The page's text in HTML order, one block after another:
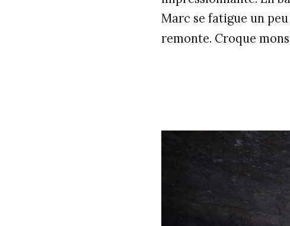
Marc se fatigue un
remonte. Croque